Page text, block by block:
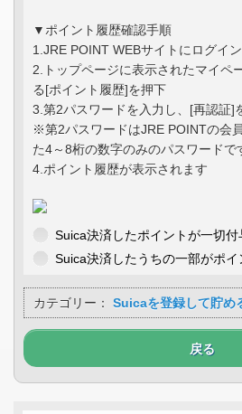
▼ポイント履歴確認手順​
1.JRE POINT WEBサイトにログイン
2.トップページに表示されたマイペ
る[ポイント履歴]を押下
3.第2パスワードを入力し、[再認証]
※第2パスワードはJRE POINTの会
た4～8桁の数字のみのパスワードで
4.ポイント履歴が表示されます
Suica決済したポイントが一切
Suica決済したうちの一部がポ
カテゴリー： Suicaを登録して貯め
戻る